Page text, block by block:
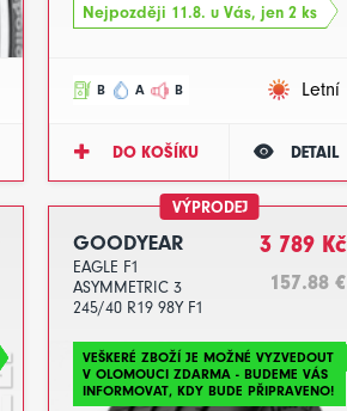
Nejpozději 11.8. u Vás, jen 2 ks
B A B Letní
DO KOŠÍKU DETAIL
VÝPRODEJ
GOODYEAR
EAGLE F1
ASYMMETRIC 3
245/40 R19 98Y F1
3 789 Kč
157.88 €
VEŠKERÉ ZBOŽÍ JE MOŽNÉ VYZVEDOUT
V OLOMOUCI ZDARMA - BUDEME VÁS
INFORMOVAT, KDY BUDE PŘIPRAVENO!